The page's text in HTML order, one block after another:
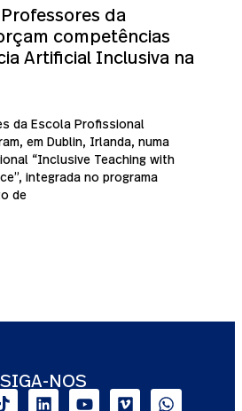
da
competências
Artificial Inclusiva na
da Escola Profissional
em Dublin, Irlanda, numa
“Inclusive Teaching with
integrada no programa
de
SIGA-NOS